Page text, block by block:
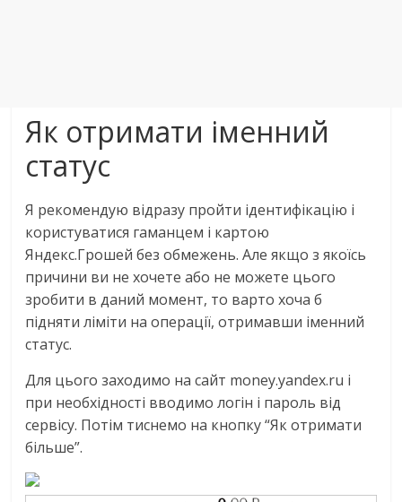
Як отримати іменний
статус
Я рекомендую відразу пройти ідентифікацію і
користуватися гаманцем і картою
Яндекс.Грошей без обмежень. Але якщо з якоїсь
причини ви не хочете або не можете цього
зробити в даний момент, то варто хоча б
підняти ліміти на операції, отримавши іменний
статус.
Для цього заходимо на сайт money.yandex.ru і
при необхідності вводимо логін і пароль від
сервісу. Потім тиснемо на кнопку “Як отримати
більше”.